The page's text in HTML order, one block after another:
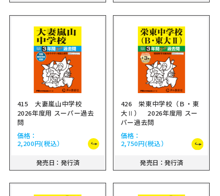
415 大妻嵐山中学校
2026年度用 スーパー過去
問
価格：
2,200円(税込）
発売日：発行済
426 栄東中学校（Ｂ・東
大Ⅱ） 2026年度用 スー
パー過去問
価格：
2,750円(税込）
発売日：発行済